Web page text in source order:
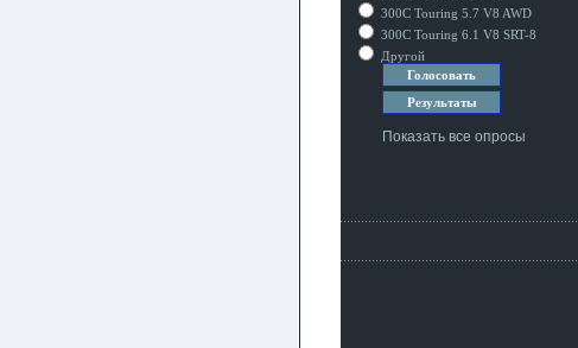
300C Touring 5.7 V8 AWD
300C Touring 6.1 V8 SRT-8
Другой
Показать все опросы